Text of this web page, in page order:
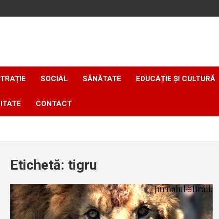
SOCIAL SĂNĂTATE EDUCAȚIE ȘI CULTURĂ
CONTACT
Etichetă: tigru